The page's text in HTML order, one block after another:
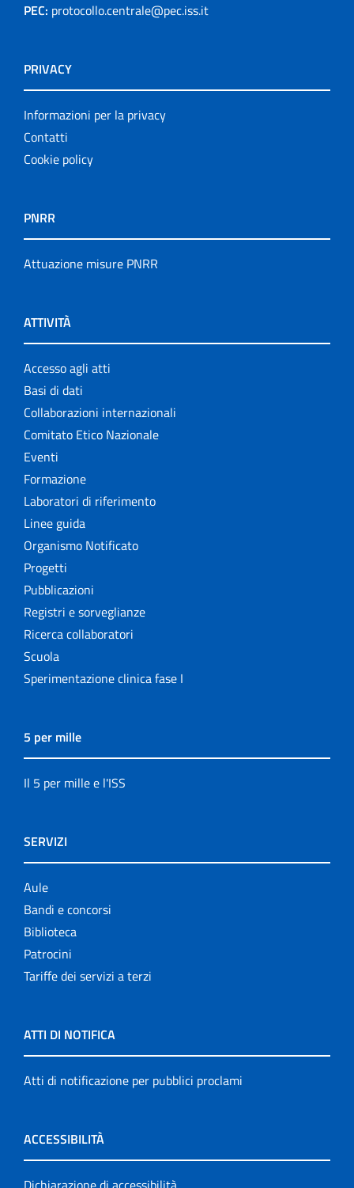
PEC: protocollo.centrale@pec.iss.it
PRIVACY
Informazioni per la privacy
Contatti
Cookie policy
PNRR
Attuazione misure PNRR
ATTIVITÀ
Accesso agli atti
Basi di dati
Collaborazioni internazionali
Comitato Etico Nazionale
Eventi
Formazione
Laboratori di riferimento
Linee guida
Organismo Notificato
Progetti
Pubblicazioni
Registri e sorveglianze
Ricerca collaboratori
Scuola
Sperimentazione clinica fase I
5 per mille
Il 5 per mille e l'ISS
SERVIZI
Aule
Bandi e concorsi
Biblioteca
Patrocini
Tariffe dei servizi a terzi
ATTI DI NOTIFICA
Atti di notificazione per pubblici proclami
ACCESSIBILITÀ